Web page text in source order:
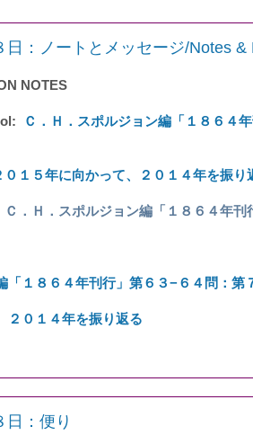
日：ノートとメッセージ/Notes &
NOTES
Ｃ．Ｈ．スポルジョン編「１８６４
０１５年に向かって、２０１４年を振り
．Ｈ．スポルジョン編「１８６４年刊
「１８６４年刊行」第６３−６４問：第
２０１４年を振り返る
日：便り